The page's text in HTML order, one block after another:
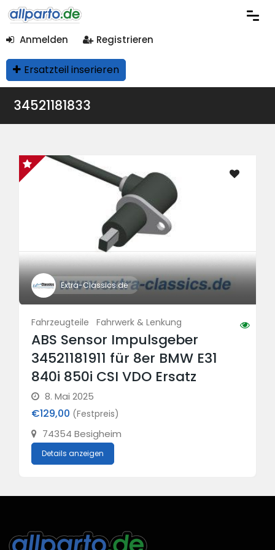
Anmelden Registrieren
Ersatzteil inserieren
34521181833
Extra-Classics.de
Fahrzeugteile Fahrwerk & Lenkung
ABS Sensor Impulsgeber
34521181911 für 8er BMW E31
840i 850i CSI VDO Ersatz
8. Mai 2025
€129,00 (Festpreis)
74354 Besigheim
Details anzeigen